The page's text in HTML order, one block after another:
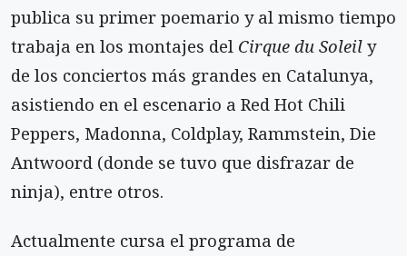
publica su primer poemario y al mismo tiempo
trabaja en los montajes del Cirque du Soleil y
de los conciertos más grandes en Catalunya,
asistiendo en el escenario a Red Hot Chili
Peppers, Madonna, Coldplay, Rammstein, Die
Antwoord (donde se tuvo que disfrazar de
ninja), entre otros.
Actualmente cursa el programa de